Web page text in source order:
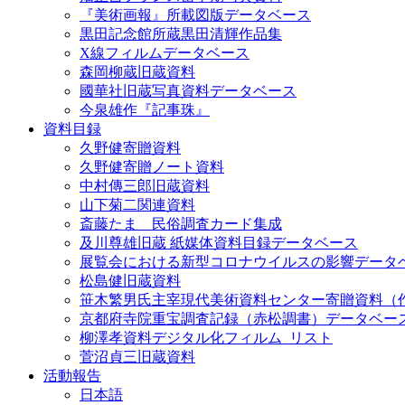
『美術画報』所載図版データベース
黒田記念館所蔵黒田清輝作品集
X線フィルムデータベース
森岡柳蔵旧蔵資料
國華社旧蔵写真資料データベース
今泉雄作『記事珠』
資料目録
久野健寄贈資料
久野健寄贈ノート資料
中村傳三郎旧蔵資料
山下菊二関連資料
斎藤たま 民俗調査カード集成
及川尊雄旧蔵 紙媒体資料目録データベース
展覧会における新型コロナウイルスの影響データ
松島健旧蔵資料
笹木繁男氏主宰現代美術資料センター寄贈資料（
京都府寺院重宝調査記録（赤松調書）データベー
柳澤孝資料デジタル化フィルム_リスト
菅沼貞三旧蔵資料
活動報告
日本語